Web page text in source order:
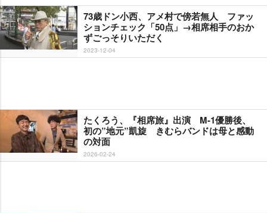
73歳ドン小西、アメ村で傍若無人 ファッ
ションチェック「50点」→相席相手のおか
ずごっそりいただく
2023-12-04
たくろう、『相席旅』出演 M-1優勝後、
初の”地元”凱旋 きむらバンドは母と感動
の対面
2026-02-24